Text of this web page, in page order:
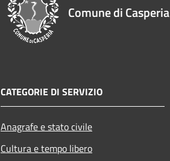
Comune di Casperia
CATEGORIE DI SERVIZIO
Anagrafe e stato civile
Cultura e tempo libero